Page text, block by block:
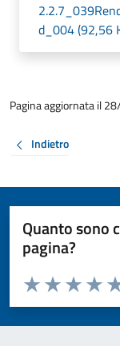
d_004 (92,56
Pagina aggiornata il
Indietro
Quanto sono
pagina?
Valuta da 1 a 5 stelle
Valuta 3
Valuta 2
Valuta 1 stelle su